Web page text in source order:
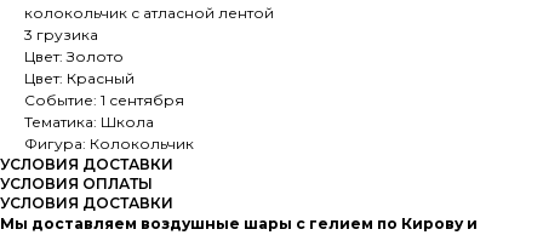
колокольчик с атласной лентой
3 грузика
Цвет: Золото
Цвет: Красный
Событие: 1 сентября
Тематика: Школа
Фигура: Колокольчик
УСЛОВИЯ ДОСТАВКИ
УСЛОВИЯ ОПЛАТЫ
УСЛОВИЯ ДОСТАВКИ
Мы доставляем воздушные шары с гелием по Кирову и